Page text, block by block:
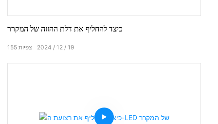
כיצד להחליף את דלת ההזזה של המקרר
2024 12 19
155 צפיות